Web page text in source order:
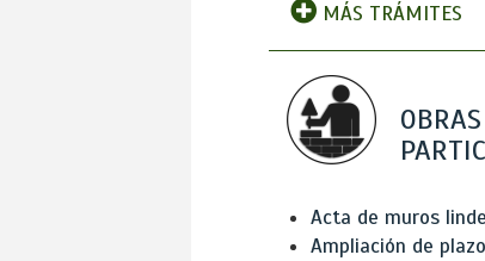
MÁS TRÁMITES
OBRAS
Acta de muros
Ampliación de